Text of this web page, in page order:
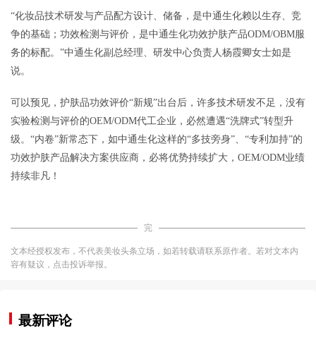
“化妆品技术研发与产品配方设计、储备，是中通生化赖以生存、竞
争的基础；功效检测与评价，是中通生化功效护肤产品ODM/OBM服
务的标配。”中通生化副总经理、研发中心负责人杨霞卿女士如是
说。
可以预见，护肤品功效评价“新规”出台后，许多技术研发不足，没有
实验检测与评价的OEM/ODM代工企业，必然遭遇“洗牌式”转型升
级。“内卷”新常态下，如中通生化这样的“多技旁身”、“专利加持”的
功效护肤产品解决方案供应商，必将优势持续扩大，OEM/ODM业绩
持续非凡！
完
文本经授权发布，不代表美妆头条立场，如若转载请联系原作者。若对文本内
容有疑议，点击投诉举报。
最新评论